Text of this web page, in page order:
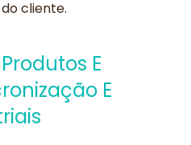
cliente.
E
E